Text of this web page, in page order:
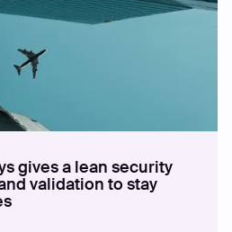
gives a lean security
validation to stay